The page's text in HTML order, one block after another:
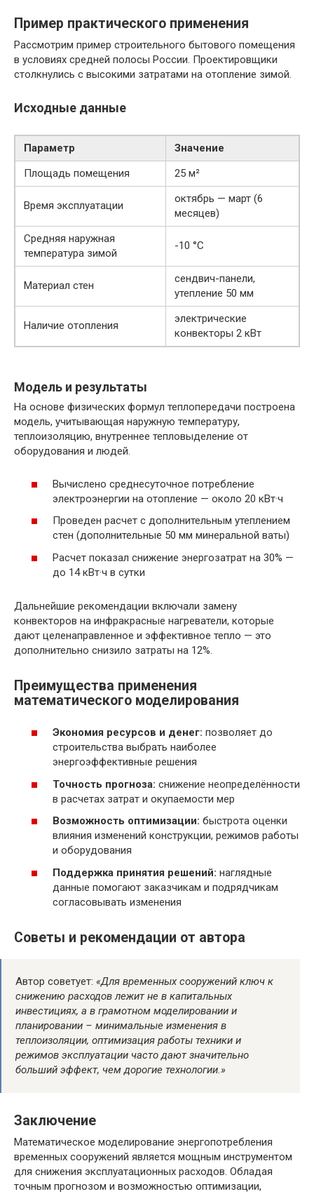
Пример практического применения
Рассмотрим пример строительного бытового помещения
в условиях средней полосы России. Проектировщики
столкнулись с высокими затратами на отопление зимой.
Исходные данные
Параметр
Значение
Площадь помещения
25 м²
Время эксплуатации
октябрь — март (6
месяцев)
Средняя наружная
температура зимой
-10 °C
Материал стен
сендвич-панели,
утепление 50 мм
Наличие отопления
электрические
конвекторы 2 кВт
Модель и результаты
На основе физических формул теплопередачи построена
модель, учитывающая наружную температуру,
теплоизоляцию, внутреннее тепловыделение от
оборудования и людей.
Вычислено среднесуточное потребление
электроэнергии на отопление — около 20 кВт·ч
Проведен расчет с дополнительным утеплением
стен (дополнительные 50 мм минеральной ваты)
Расчет показал снижение энергозатрат на 30% —
до 14 кВт·ч в сутки
Дальнейшие рекомендации включали замену
конвекторов на инфракрасные нагреватели, которые
дают целенаправленное и эффективное тепло — это
дополнительно снизило затраты на 12%.
Преимущества применения
математического моделирования
Экономия ресурсов и денег: позволяет до
строительства выбрать наиболее
энергоэффективные решения
Точность прогноза: снижение неопределённости
в расчетах затрат и окупаемости мер
Возможность оптимизации: быстрота оценки
влияния изменений конструкции, режимов работы
и оборудования
Поддержка принятия решений: наглядные
данные помогают заказчикам и подрядчикам
согласовывать изменения
Советы и рекомендации от автора
Автор советует: «Для временных сооружений ключ к
снижению расходов лежит не в капитальных
инвестициях, а в грамотном моделировании и
планировании – минимальные изменения в
теплоизоляции, оптимизация работы техники и
режимов эксплуатации часто дают значительно
больший эффект, чем дорогие технологии.»
Заключение
Математическое моделирование энергопотребления
временных сооружений является мощным инструментом
для снижения эксплуатационных расходов. Обладая
точным прогнозом и возможностью оптимизации,